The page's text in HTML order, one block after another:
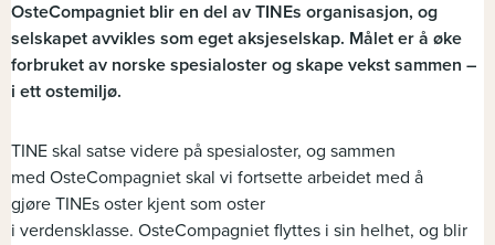
OsteCompagniet blir en del av TINEs organisasjon, og
selskapet avvikles som eget aksjeselskap. Målet er å øke
forbruket av norske spesialoster og skape vekst sammen –
i ett ostemiljø.
TINE skal satse videre på spesialoster, og sammen
med OsteCompagniet skal vi fortsette arbeidet med å
gjøre TINEs oster kjent som oster
i verdensklasse. OsteCompagniet flyttes i sin helhet, og blir